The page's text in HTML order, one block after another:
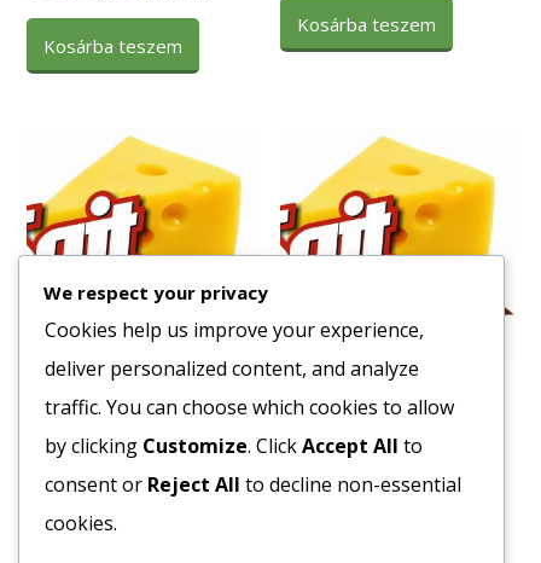
Kosárba teszem
Kosárba teszem
Olasz Rizs Arborio 1/1
2910Ft
Bruttó egység ár:ft/kg.
Lenmag 1kg
944Ft
Bruttó egység ár:ft/kg.
We respect your privacy
Cookies help us improve your experience,
deliver personalized content, and analyze
traffic. You can choose which cookies to allow
by clicking Customize. ClickAccept All to
consent or Reject All to decline non-essential
cookies.